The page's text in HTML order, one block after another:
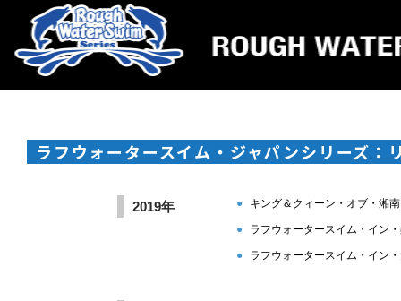
ラフウォータースイム・ジャパンシリーズ：
2019年 ● キング＆クィーン・オブ・湘
● ラフウォータースイム・イン
● ラフウォータースイム・イン